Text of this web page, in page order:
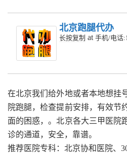
北京跑腿代办
长按复制 at 手机/电话
在北京我们给外地或者本地想挂
院跑腿，检查提前安排，有效节
面的困惑，。北京各大三甲医院
诊的通道，安全，靠谱。
推荐医院专科：北京协和医院、